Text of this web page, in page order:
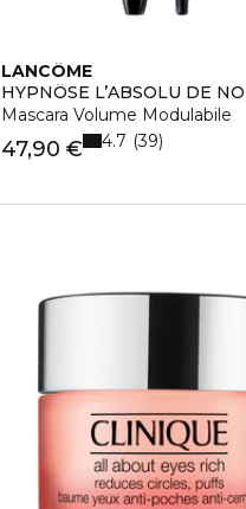
LANCÔME
HYPNÔSE L’ABSOLU DE
Mascara Volume Modulabile
47,90 € 4.7 39